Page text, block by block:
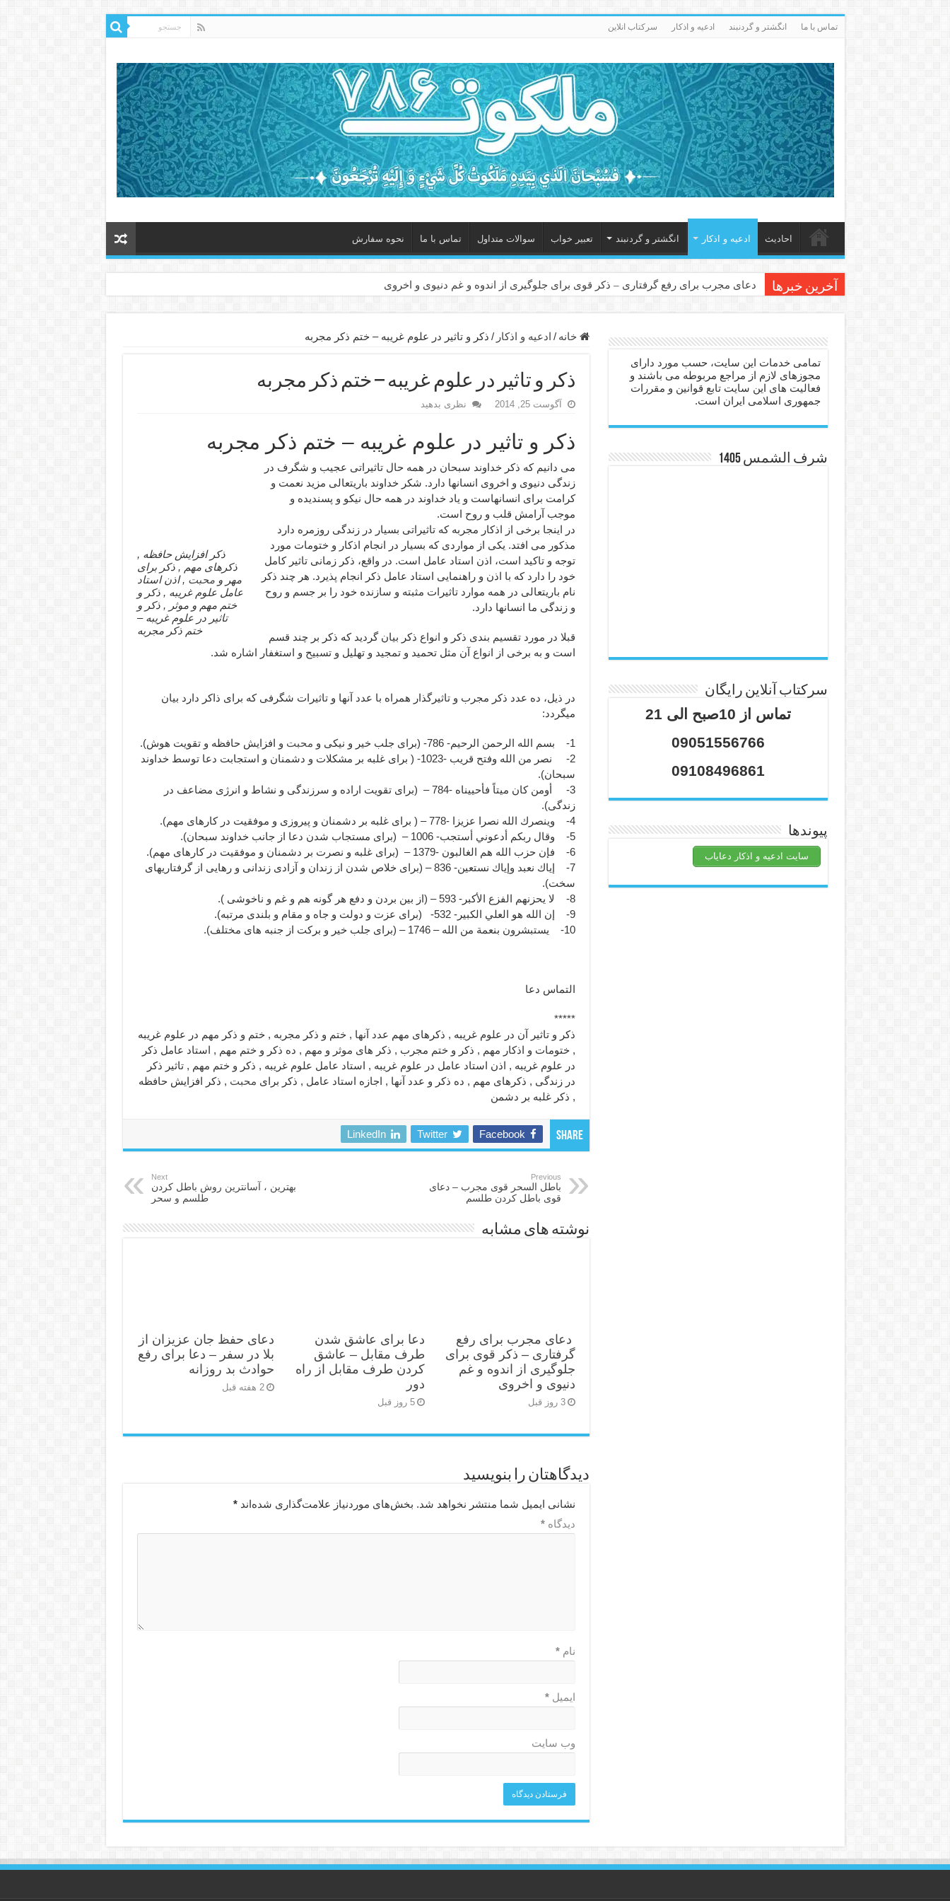
تماس با ما انگشتر و گردنبند ادعيه و اذكار سرکتاب انلاین
احاديث ادعيه و اذكار انگشتر و گردنبند تعبیر خواب سوالات متداول تماس با ما نحوه سفارش
آخرین خبرها دعای مجرب برای رفع گرفتاری – ذکر قوی برای جلوگیری از اندوه و غم دنیوی و اخروی
دعای حفظ جان عزیزان از بلا در سفر – دعا برای رفع حوادث بد روزانه
انواع ذکرهای الهی و خواص آن – مجرب ترین ذکرها برای برآوردن حاجات
دعای روزی و رفع فقر – دعای مجرب برای گشایش مالی و برکت در کار
دعای قوی برای حاجات دنیا و آخرت – حاجت روایی و رفع مشکلات
ختم سوره تکاثر برای جذب ثروت – خواص و برکات سوره تکاثر
دعا قدرت و توانمندی – دعا برای افزایش انرژی بدن و قدرت بازو
دعای ابودردا برای در امان ماندن از بلا – دعای ایمنی از سوختن
خانه / ادعيه و اذكار / ذکر و تاثیر در علوم غریبه – ختم ذکر مجربه
ذکر و تاثیر در علوم غریبه – ختم ذکر مجربه
آگوست 25, 2014 نظری بدهید
ذکر و تاثیر در علوم غریبه – ختم ذکر مجربه
ذکر افزایش حافظه ,
ذکرهای مهم , ذکر برای
مهر ومحبت , اذن استاد
عامل علوم غریبه , ذکر و
ختم مهم و موثر , ذکر و
تاثیر در علوم غریبه –
ختم ذکر مجربه
می دانیم که ذکر خداوند سبحان در همه حال تاثیراتی عجیب و شگرف در
زندگی دنیوی و اخروی انسانها دارد. شکر خداوند باریتعالی مزید نعمت و
کرامت برای انسانهاست و یاد خداوند در همه حال نیکو و پسندیده و
موجب آرامش قلب و روح است.
در اینجا برخی از اذکار مجربه که تاثیراتی بسیار در زندگی روزمره دارد
مذکور می افتد. یکی از مواردی که بسیار در انجام اذکار و ختومات مورد
توجه و تاکید است، اذن استاد عامل است. در واقع، ذکر زمانی تاثیر کامل
خود را دارد که با اذن و راهنمایی استاد عامل ذکر انجام پذیرد. هر چند ذکر
نام باریتعالی در همه موارد تاثیرات مثبته و سازنده خود را بر جسم و روح
و زندگی ما انسانها دارد.
قبلا در مورد تقسیم بندی ذکر و انواع ذکر بیان گردید که ذکر بر چند قسم
است و به برخی از انواع آن مثل تحمید و تمجید و تهلیل و تسبیح و استغفار اشاره شد.
در ذیل، ده عدد ذکر مجرب و تاثیرگذار همراه با عدد آنها و تاثیرات شگرفی که برای ذاکر دارد بیان
میگردد:
1- بسم الله الرحمن الرحيم- 786- (برای جلب خیر و نیکی و محبت و افزایش حافظه و تقویت هوش).
2- نصر من الله وفتح قريب -1023- ( برای غلبه بر مشکلات و دشمنان و استجابت دعا توسط خداوند
سبحان).
3- أومن كان ميتاً فأحييناه -784 – (برای تقویت اراده و سرزندگی و نشاط و انرژی مضاعف در
زندگی).
4- وينصرك الله نصرا عزيزا -778 – ( برای غلبه بر دشمنان و پیروزی و موفقیت در کارهای مهم).
5- وقال ربكم أدعوني أستجب- 1006 – (برای مستجاب شدن دعا از جانب خداوند سبحان).
6- فإن حزب الله هم الغالبون -1379 – (برای غلبه و نصرت بر دشمنان و موفقیت در کارهای مهم).
7- إياك نعبد وإياك نستعين- 836 – (برای خلاص شدن از زندان و آزادی زندانی و رهایی از گرفتاریهای
سخت).
8- لا يحزنهم الفزع الأكبر- 593 – (از بین بردن و دفع هر گونه هم و غم و ناخوشی ).
9- إن الله هو العلي الكبير- 532- (برای عزت و دولت و جاه و مقام و بلندی مرتبه).
10- يستبشرون بنعمة من الله – 1746 – (برای جلب خیر و برکت از جنبه های مختلف).
التماس دعا
*****
ذکر و تاثیر آن در علوم غریبه , ذکرهای مهم عدد آنها , ختم و ذکر مجربه , ختم و ذکر مهم در علوم غریبه
, ختومات و اذکار مهم , ذکر و ختم مجرب , ذکر های موثر و مهم , ده ذکر و ختم مهم , استاد عامل ذکر
در علوم غریبه , اذن استاد عامل در علوم غریبه , استاد عامل علوم غریبه , ذکر و ختم مهم , تاثیر ذکر
در زندگی , ذکرهای مهم , ده ذکر و عدد آنها , اجازه استاد عامل , ذکر برای محبت , ذکر افزایش حافظه
, ذکر غلبه بر دشمن
Share
Facebook
Twitter
LinkedIn
Previous
باطل السحر قوی مجرب – دعای
قوی باطل کردن طلسم
Next
بهترین ، آسانترین روش باطل کردن
طلسم و سحر
نوشته های مشابه
دعای مجرب برای رفع
گرفتاری – ذکر قوی برای
جلوگیری از اندوه و غم
دنیوی و اخروی
3 روز قبل
دعا برای عاشق شدن
طرف مقابل – عاشق
کردن طرف مقابل از راه
دور
5 روز قبل
دعای حفظ جان عزیزان از
بلا در سفر – دعا برای رفع
حوادث بد روزانه
2 هفته قبل
دیدگاهتان را بنویسید
نشانی ایمیل شما منتشر نخواهد شد. بخش‌های موردنیاز علامت‌گذاری شده‌اند*
دیدگاه*
نام*
ایمیل*
وب‌ سایت
تمامی خدمات این سایت، حسب مورد دارای
مجوزهای لازم از مراجع مربوطه می باشند و
فعالیت های این سایت تابع قوانین و مقررات
جمهوری اسلامی ایران است.
شرف الشمس 1405
سرکتاب آنلاین رایگان
تماس از 10صبح الی 21
09051556766
09108496861
پیوندها
سایت ادعیه و اذکار دعایاب